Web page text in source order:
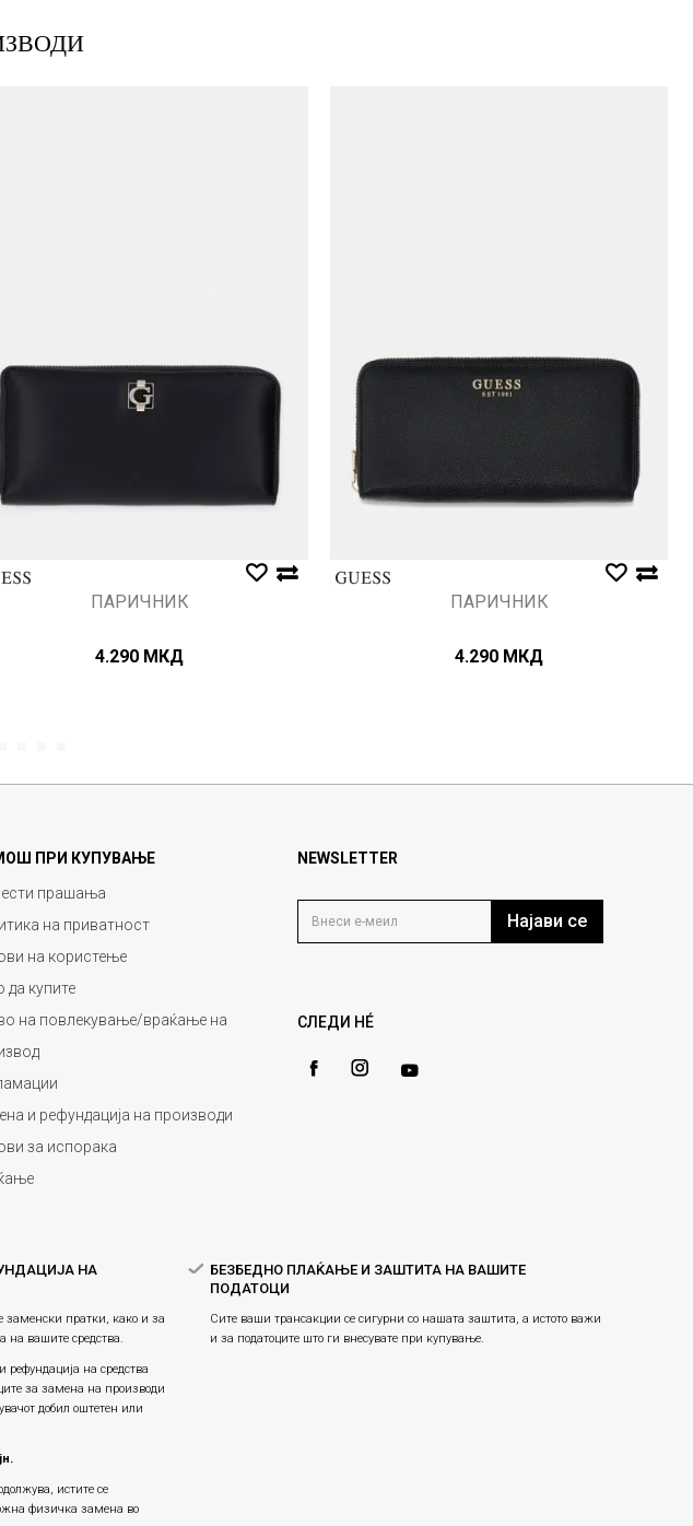
ПАРИЧНИК
4.290 МКД
ПАРИЧНИК
4.290 МКД
ПРИ КУПУВАЊЕ
прашања
на приватност
на користење
да купите
на повлекување/враќање на
и рефундација на производи
за испорака
NEWSLETTER
Најави се
СЛЕДИ НÉ
НА
заменски пратки, како и за
на вашите средства.
на средства
за замена на производи
добил оштетен или
истите се
физичка замена во
БЕЗБЕДНО ПЛАЌАЊЕ И ЗАШТИТА НА ВАШИТЕ
ПОДАТОЦИ
Сите ваши трансакции се сигурни со нашата заштита, а истото важи
и за податоците што ги внесувате при купување.